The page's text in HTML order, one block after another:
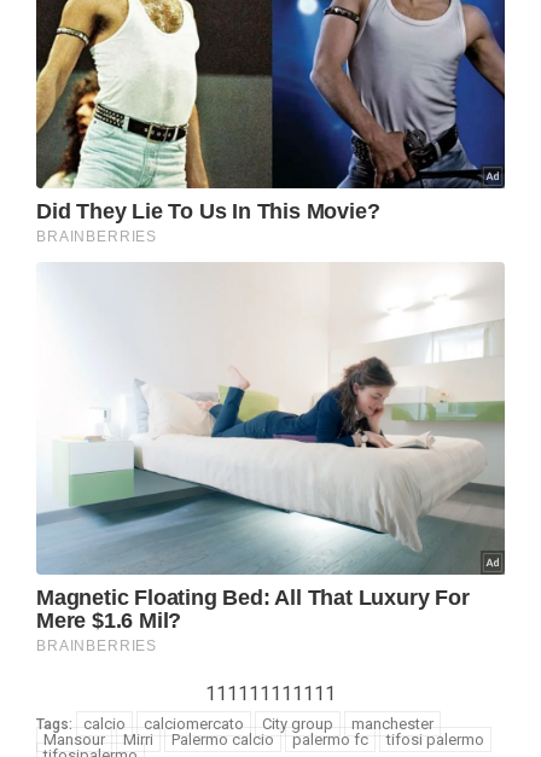
111111111111
Tags: calcio calciomercato City group
manchester
Mansour
Mirri Palermo calcio palermo fc
tifosi palermo